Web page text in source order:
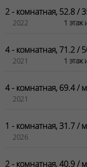
2 - комнатная, 52.8 /
2022 1 этаж
4 - комнатная, 71.2 /
2021 1 этаж
4 - комнатная, 69.4 /
2021
1 - комнатная, 31.7 /
2026
2 - комнатная, 40.9 /